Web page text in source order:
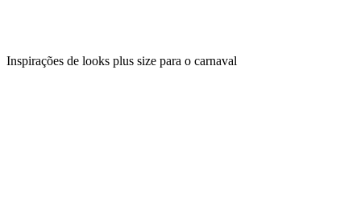
Inspirações de looks plus size para o carnaval